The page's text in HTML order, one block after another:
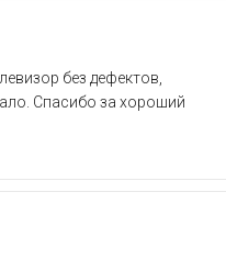
без дефектов,
Спасибо за хороший